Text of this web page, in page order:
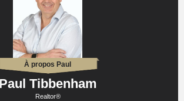
À propos Paul
Paul Tibbenham
Realtor®